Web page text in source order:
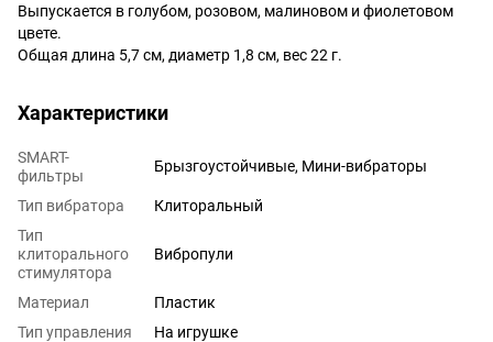
Выпускается в голубом, розовом, малиновом и фиолетовом
цвете.
Общая длина 5,7 см, диаметр 1,8 см, вес 22 г.
Характеристики
SMART-
фильтры
Брызгоустойчивые, Мини-вибраторы
Тип вибратора
Клиторальный
Тип
клиторального
стимулятора
Вибропули
Материал
Пластик
Тип управления
На игрушке